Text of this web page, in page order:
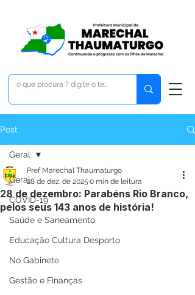
Post
Geral
COVID-19
Saúde e Saneamento
Educação Cultura Desporto
No Gabinete
Gestão e Finanças
Geral
28 de dezembro: Parabéns Rio Branco,
pelos seus 143 anos de história!
Pref Marechal Thaumaturgo
28 de dez. de 2025 0 min de leitura